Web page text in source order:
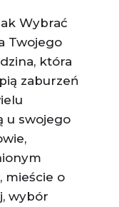
Wybrać
Twojego
która
zaburzeń
u swojego
mieście o
wybór